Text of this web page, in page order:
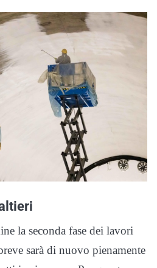
la seconda fase dei lavori
sarà di nuovo pienamente